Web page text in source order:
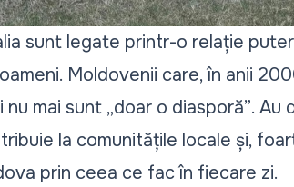
sunt legate printr-o relație
Moldovenii care, în anii
nu mai sunt „doar o diasporă”. Au
la comunitățile locale și,
prin ceea ce fac în fiecare zi.